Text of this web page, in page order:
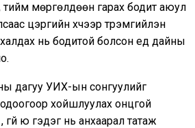
тийм мөргөлдөөн гарах бодит аюул
цэргийн хүчээр түрэмгийлэн
халдах нь бодитой болсон үед дайны
дагуу УИХ-ын сонгуулийг
хойшлуулах онцгой
үгүй юү гэдэг нь анхаарал татаж